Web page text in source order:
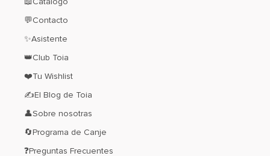
💬Contacto
✨Asistente
👑Club Toia
❤️Tu Wishlist
✍El Blog de Toia
👤Sobre nosotras
🔄Programa de Canje
❓Preguntas Frecuentes